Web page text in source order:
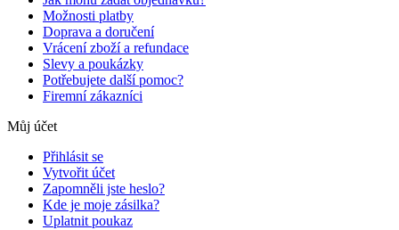
Možnosti platby
Doprava a doručení
Vrácení zboží a refundace
Slevy a poukázky
Potřebujete další pomoc?
Firemní zákazníci
Můj účet
Přihlásit se
Vytvořit účet
Zapomněli jste heslo?
Kde je moje zásilka?
Uplatnit poukaz